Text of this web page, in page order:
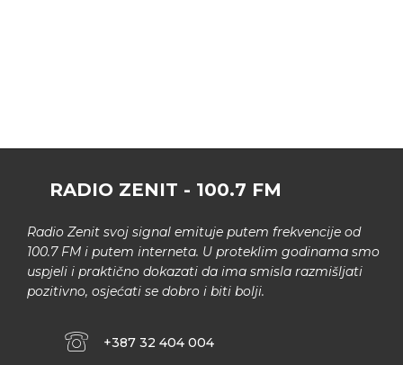
RADIO ZENIT - 100.7 FM
Radio Zenit svoj signal emituje putem frekvencije od
100.7 FM i putem interneta. U proteklim godinama smo
uspjeli i praktično dokazati da ima smisla razmišljati
pozitivno, osjećati se dobro i biti bolji.
+387 32 404 004